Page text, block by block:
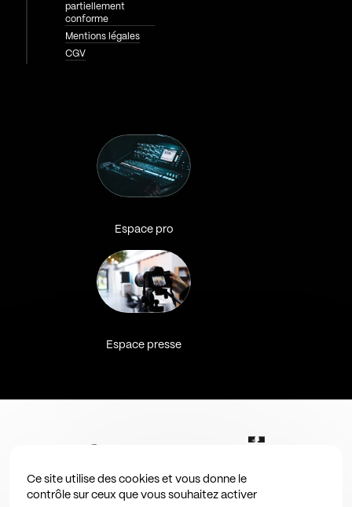
Ce site utilise des cookies et vous donne le
contrôle sur ceux que vous souhaitez activer
partiellement
conforme
Mentions légales
CGV
Espace pro
Espace presse